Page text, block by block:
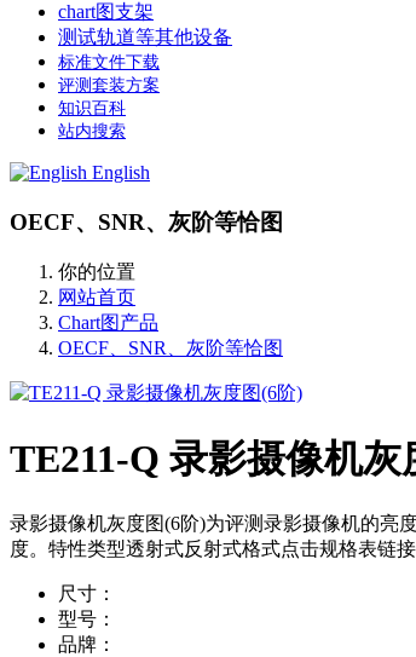
chart图支架
测试轨道等其他设备
标准文件下载
评测套装方案
知识百科
站内搜索
English
OECF、SNR、灰阶等恰图
你的位置
网站首页
Chart图产品
OECF、SNR、灰阶等恰图
TE211-Q 录影摄像机灰
录影摄像机灰度图(6阶)为评测录影摄像机的亮
度。特性类型透射式反射式格式点击规格表链
尺寸：
型号：
品牌：